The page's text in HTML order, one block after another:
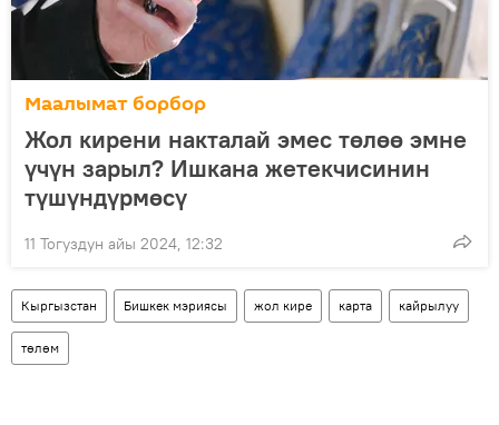
Маалымат борбор
Жол кирени накталай эмес төлөө эмне
үчүн зарыл? Ишкана жетекчисинин
түшүндүрмөсү
11 Тогуздун айы 2024, 12:32
Кыргызстан Бишкек мэриясы жол кире карта кайрылуу
төлөм